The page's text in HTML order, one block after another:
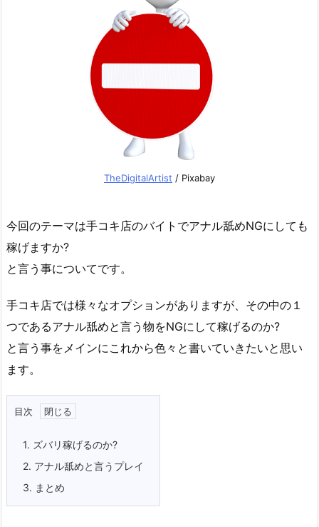
TheDigitalArtist / Pixabay
今回のテーマは手コキ店のバイトでアナル舐めNGにしても
稼げますか?
と言う事についてです。
手コキ店では様々なオプションがありますが、その中の１
つであるアナル舐めと言う物をNGにして稼げるのか?
と言う事をメインにこれから色々と書いていきたいと思い
ます。
目次
1. ズバリ稼げるのか?
2. アナル舐めと言うプレイ
3. まとめ